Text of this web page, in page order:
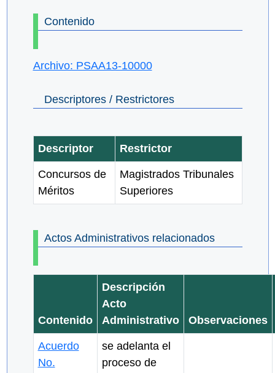
Contenido
Archivo: PSAA13-10000
Descriptores / Restrictores
Descriptor Restrictor
Concursos de
Méritos
Magistrados Tribunales
Superiores
Actos Administrativos relacionados
Contenido
Descripción
Acto
Administrativo
Observaciones
Acuerdo
No.
se adelanta el
proceso de